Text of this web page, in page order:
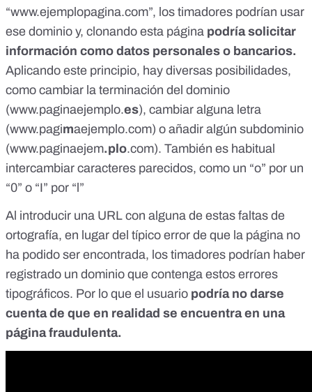
“www.ejemplopagina.com”, los timadores podrían usar
ese dominio y, clonando esta página podría solicitar
información como datos personales o bancarios.
Aplicando este principio, hay diversas posibilidades,
como cambiar la terminación del dominio
(www.paginaejemplo.es), cambiar alguna letra
(www.pagimaejemplo.com) o añadir algún subdominio
(www.paginaejem.plo.com). También es habitual
intercambiar caracteres parecidos, como un “o” por un
“0” o “I” por “l”
Al introducir una URL con alguna de estas faltas de
ortografía, en lugar del típico error de que la página no
ha podido ser encontrada, los timadores podrían haber
registrado un dominio que contenga estos errores
tipográficos. Por lo que el usuario podría no darse
cuenta de que en realidad se encuentra en una
página fraudulenta.